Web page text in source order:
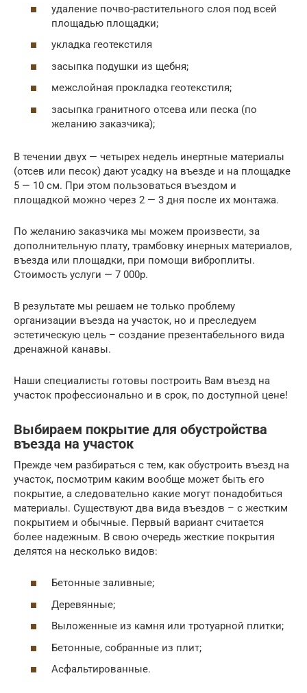
удаление почво-растительного слоя под всей
площадью площадки;
укладка геотекстиля
засыпка подушки из щебня;
межслойная прокладка геотекстиля;
засыпка гранитного отсева или песка (по
желанию заказчика);
В течении двух — четырех недель инертные материалы
(отсев или песок) дают усадку на въезде и на площадке
5 — 10 см. При этом пользоваться въездом и
площадкой можно через 2 — 3 дня после их монтажа.
По желанию заказчика мы можем произвести, за
дополнительную плату, трамбовку инерных материалов,
въезда или площадки, при помощи виброплиты.
Стоимость услуги — 7 000р.
В результате мы решаем не только проблему
организации въезда на участок, но и преследуем
эстетическую цель – создание презентабельного вида
дренажной канавы.
Наши специалисты готовы построить Вам въезд на
участок профессионально и в срок, по доступной цене!
Выбираем покрытие для обустройства
въезда на участок
Прежде чем разбираться с тем, как обустроить въезд на
участок, посмотрим каким вообще может быть его
покрытие, а следовательно какие могут понадобиться
материалы. Существуют два вида въездов – с жестким
покрытием и обычные. Первый вариант считается
более надежным. В свою очередь жесткие покрытия
делятся на несколько видов:
Бетонные заливные;
Деревянные;
Выложенные из камня или тротуарной плитки;
Бетонные, собранные из плит;
Асфальтированные.